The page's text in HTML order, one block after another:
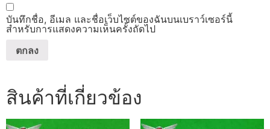
บันทึกชื่อ, อีเมล และชื่อเว็บไซต์ของฉันบนเบราว์เซอร์นี้
สำหรับการแสดงความเห็นครั้งถัดไป
สินค้าที่เกี่ยวข้อง